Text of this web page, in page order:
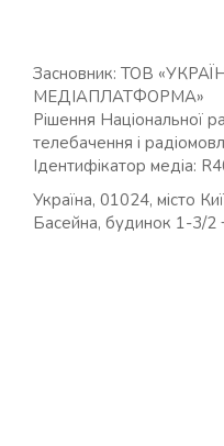
Засновник: ТОВ
МЕДІАПЛАТФОРМА»
Рішення Національної
телебачення і
Ідентифікатор медіа:
Україна, 01024, місто
Басейна, будинок 1-3/